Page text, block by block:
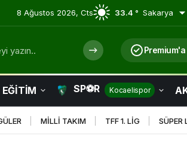
8 Ağustos 2026, Cts 33.4 ° Sakarya
yazın..
EĞİTİM SP⚽R Kocaelispor
MİLLİ TAKIM TFF 1. LİG SÜPER